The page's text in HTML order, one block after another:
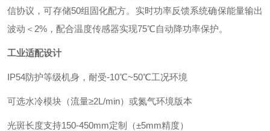
信协议，可存储50组固化配方。实时功率反馈系统确保能量输出
波动＜2%，配合温度传感器实现75℃自动降功率保护。
工业适配设计
IP54防护等级机身，耐受-10℃~50℃工况环境
可选水冷模块（流量≥2L/min）或氮气环境版本
光斑长度支持150-450mm定制（±5mm精度）